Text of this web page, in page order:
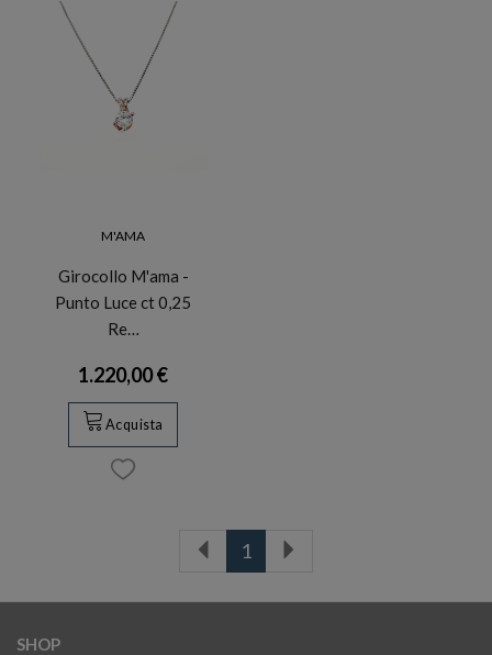
M'AMA
Girocollo M'ama -
Punto Luce ct 0,25
Re…
1.220,00 €
Acquista
1
SHOP